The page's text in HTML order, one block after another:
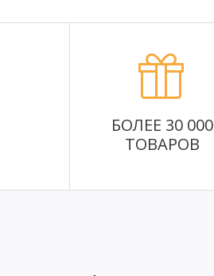
БОЛЕЕ 30 000
ТОВАРОВ